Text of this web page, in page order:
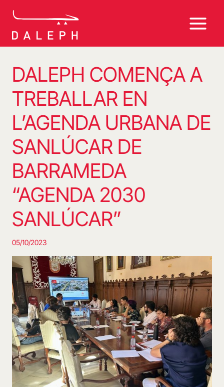
DALEPH COMENÇA A
TREBALLAR EN
L’AGENDA URBANA DE
SANLÚCAR DE
BARRAMEDA
“AGENDA 2030
SANLÚCAR”
05/10/2023